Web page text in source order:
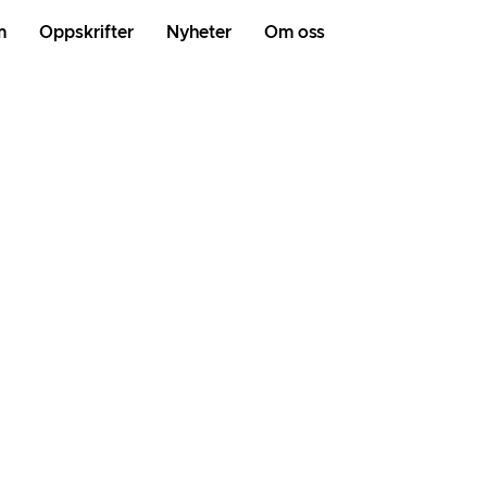
Oppskrifter Nyheter Om oss